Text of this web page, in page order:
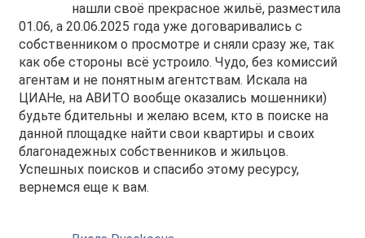
нашли своё прекрасное жильё, разместила
01.06, а 20.06.2025 года уже договаривались с
собственником о просмотре и сняли сразу же, так
как обе стороны всё устроило. Чудо, без комиссий
агентам и не понятным агентствам. Искала на
ЦИАНе, на АВИТО вообще оказались мошенники)
будьте бдительны и желаю всем, кто в поиске на
данной площадке найти свои квартиры и своих
благонадежных собственников и жильцов.
Успешных поисков и спасибо этому ресурсу,
вернемся еще к вам.